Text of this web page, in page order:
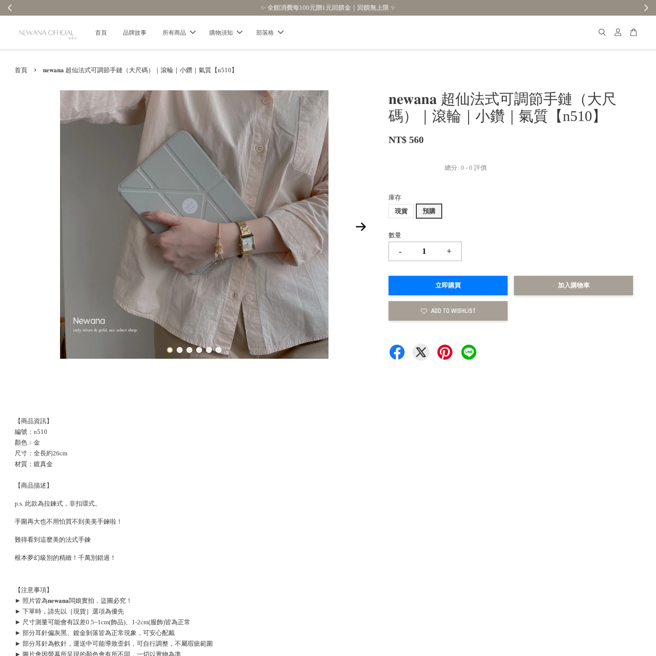
｜回饋無上限 ✨ 【分享購物評價💬】贈$30元購物金
首頁 品牌故事 所有商品 購物須知 部落格
首頁 › 𝐧𝐞𝐰𝐚𝐧𝐚 超仙法式可調節手鏈（大尺碼）｜滾輪｜小鑽｜氣質【n510】
𝐧𝐞𝐰𝐚𝐧𝐚 超仙法式可調節手鏈（大尺
碼）｜滾輪｜小鑽｜氣質【n510】
NT$ 560
總分:0 -0 評價
庫存
現貨
預購
數量
- +
立即購買 加入購物車
ADD TO WISHLIST
【商品資訊】
編號：n510
顏色﹔金
尺寸：全長約26cm
材質：鍍真金
【商品描述】
p.s. 此款為拉鍊式，非扣環式。
手圍再大也不用怕買不到美美手鍊啦！
難得看到這麼美的法式手鍊
根本夢幻級別的精緻！千萬別錯過！
【注意事項】
► 照片皆為𝐧𝐞𝐰𝐚𝐧𝐚闆娘實拍，盜圖必究！
► 下單時，請先以［現貨］選項為優先
► 尺寸測量可能會有誤差0.5~1cm(飾品)、1-2cm(服飾)皆為正常
► 部分耳針偏灰黑、鍍金剝落皆為正常現象，可安心配戴
► 部分耳針為軟針，運送中可能導致歪斜，可自行調整，不屬瑕疵範圍
► 圖片會因螢幕所呈現的顏色會有所不同，一切以實物為準